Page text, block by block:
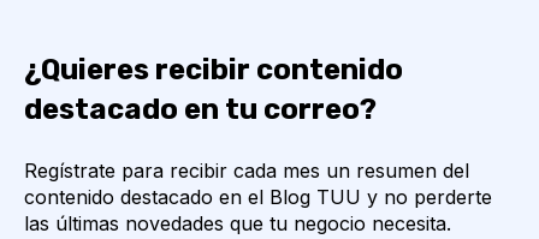
¿Quieres recibir contenido
destacado en tu correo?
Regístrate para recibir cada mes un resumen del
contenido destacado en el Blog TUU y no perderte
las últimas novedades que tu negocio necesita.